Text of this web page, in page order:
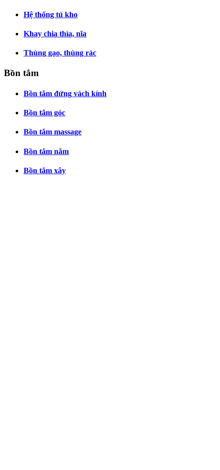
Hệ thống tủ kho
Khay chia thìa, nĩa
Thùng gạo, thùng rác
Bồn tắm
Bồn tắm đứng vách kính
Bồn tắm góc
Bồn tắm massage
Bồn tắm nằm
Bồn tắm xây